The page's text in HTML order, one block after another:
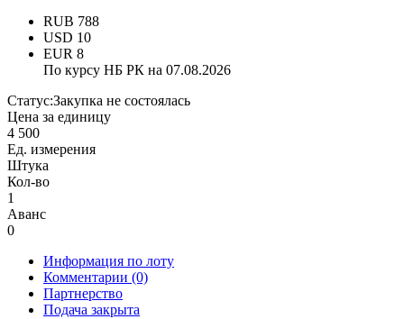
RUB 788
USD 10
EUR 8
По курсу НБ РК на 07.08.2026
Статус:Закупка не состоялась
Цена за единицу
4 500
Ед. измерения
Штука
Кол-во
1
Аванс
0
Информация по лоту
Комментарии (0)
Партнерство
Подача закрыта